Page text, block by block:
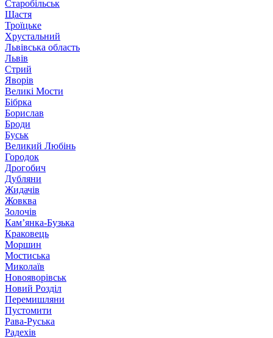
Старобільськ
Щастя
Троїцьке
Хрустальний
Львівська область
Львів
Стрий
Яворів
Великі Мости
Бібрка
Борислав
Броди
Буськ
Великий Любінь
Городок
Дрогобич
Дубляни
Жидачів
Жовква
Золочів
Кам’янка-Бузька
Краковець
Моршин
Мостиська
Миколаїв
Новояворівськ
Новий Розділ
Перемишляни
Пустомити
Рава-Руська
Радехів